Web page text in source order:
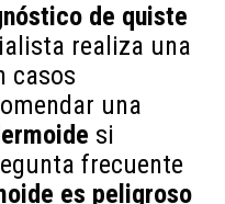
de quiste
realiza una
casos
una
si
frecuente
es peligroso